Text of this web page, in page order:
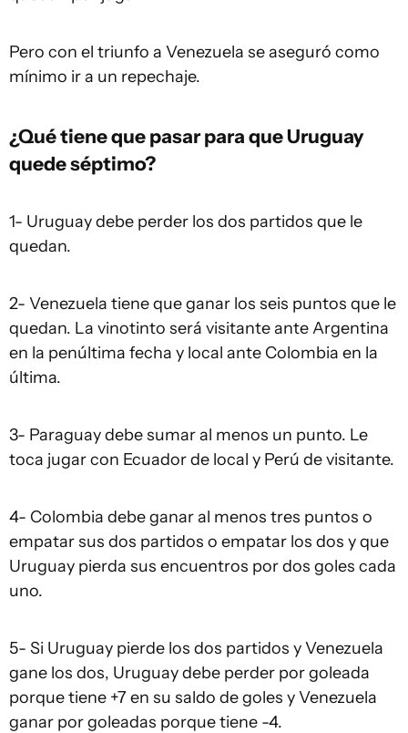
Pero con el triunfo a Venezuela se aseguró como
mínimo ir a un repechaje.
¿Qué tiene que pasar para que Uruguay
quede séptimo?
1- Uruguay debe perder los dos partidos que le
quedan.
2- Venezuela tiene que ganar los seis puntos que le
quedan. La vinotinto será visitante ante Argentina
en la penúltima fecha y local ante Colombia en la
última.
3- Paraguay debe sumar al menos un punto. Le
toca jugar con Ecuador de local y Perú de visitante.
4- Colombia debe ganar al menos tres puntos o
empatar sus dos partidos o empatar los dos y que
Uruguay pierda sus encuentros por dos goles cada
uno.
5- Si Uruguay pierde los dos partidos y Venezuela
gane los dos, Uruguay debe perder por goleada
porque tiene +7 en su saldo de goles y Venezuela
ganar por goleadas porque tiene -4.